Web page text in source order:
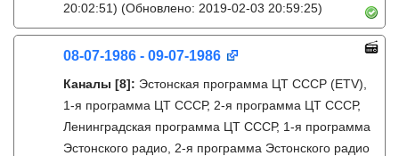
20:02:51) (Обновлено: 2019-02-03 20:59:25)
08-07-1986 - 09-07-1986
Каналы [8]: Эстонская программа ЦТ СССР (ETV),
1-я программа ЦТ СССР, 2-я программа ЦТ СССР,
Ленинградская программа ЦТ СССР, 1-я программа
Эстонского радио, 2-я программа Эстонского радио